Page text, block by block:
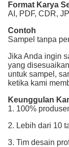
Format Karya
AI, PDF, CDR,
Contoh
Sampel tanpa
Jika Anda ingin
yang
untuk sampel,
ketika kami
Keunggulan
1. 100%
2. Lebih dari 10
3. Tim desain